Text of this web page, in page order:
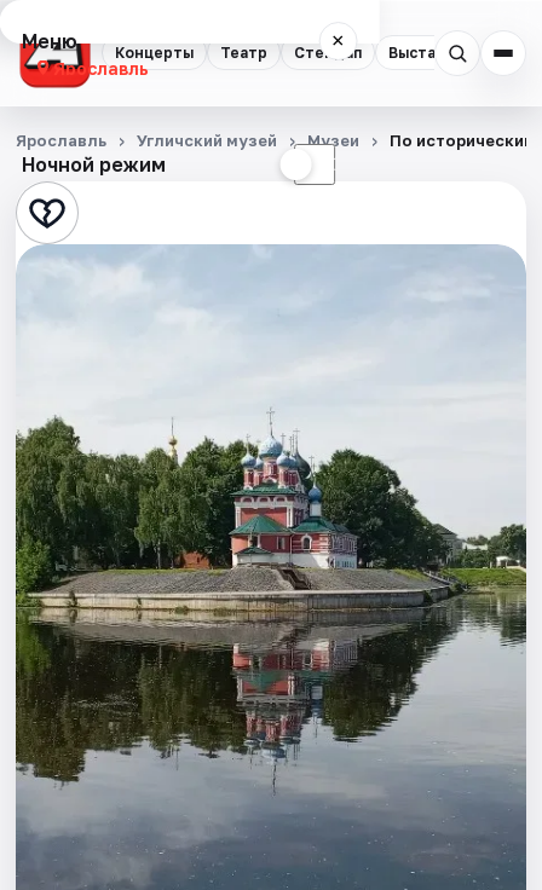
Концерты Театр Стендап Выставки
Меню ×
Ярославль
Концерты
Театр
Стендап
Экскурсии
События
Города
Площадки
Артисты
Рейтинги
Ночной режим ☾
Ярославль Угличский музей Музеи По историческим